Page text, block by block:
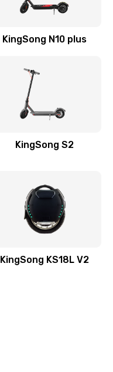
KingSong N10 plus
KingSong S2
KingSong KS18L V2